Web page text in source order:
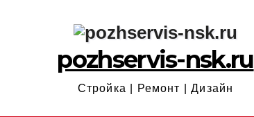
pozhservis-nsk.ru
Стройка | Ремонт | Дизайн